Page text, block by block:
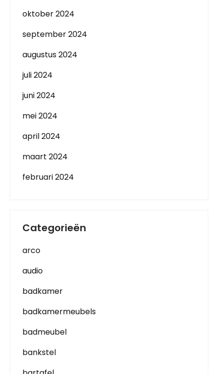
oktober 2024
september 2024
augustus 2024
juli 2024
juni 2024
mei 2024
april 2024
maart 2024
februari 2024
Categorieën
arco
audio
badkamer
badkamermeubels
badmeubel
bankstel